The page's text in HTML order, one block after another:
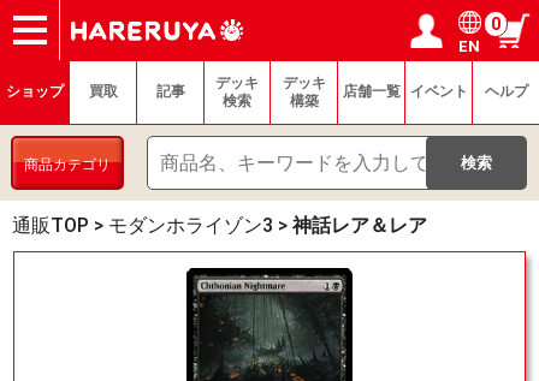
ショップ
買取
記事
デッキ検索
デッキ構築
選手一覧
店舗一覧
イベント
ヘルプ
お問い合わせ ログイン／会員登録
マイページ
EN
0
ショップ 買取 記事
デッキ
検索
デッキ
構築
店舗一覧 イベント ヘルプ
商品カテゴリ
通販TOP > モダンホライゾン3 > 神話レア＆レア